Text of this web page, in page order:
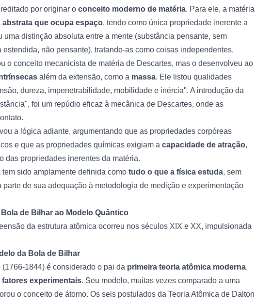
por originar o conceito moderno de matéria. Para ele, a matéria
que ocupa espaço, tendo como única propriedade inerente a
uma distinção absoluta entre a mente (substância pensante, sem
não pensante), tratando-as como coisas independentes.
o conceito mecanicista de matéria de Descartes, mas o desenvolveu ao
além da extensão, como a massa. Ele listou qualidades
dureza, impenetrabilidade, mobilidade e inércia". A introdução da
foi um repúdio eficaz à mecânica de Descartes, onde as
a lógica adiante, argumentando que as propriedades corpóreas
e que as propriedades químicas exigiam a capacidade de atração,
das propriedades inerentes da matéria.
sido amplamente definida como tudo o que a física estuda, sem
de sua adequação à metodologia de medição e experimentação
de Bilhar ao Modelo Quântico
da estrutura atômica ocorreu nos séculos XIX e XX, impulsionada
da Bola de Bilhar
(1766-1844) é considerado o pai da primeira teoria atômica moderna,
fatores experimentais. Seu modelo, muitas vezes comparado a uma
o conceito de átomo. Os seis postulados da Teoria Atômica de Dalton